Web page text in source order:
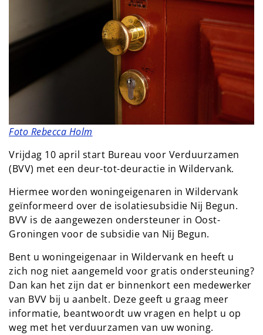
Foto Rebecca Holm
Vrijdag 10 april start Bureau voor Verduurzamen
(BVV) met een deur-tot-deuractie in Wildervank.
Hiermee worden woningeigenaren in Wildervank
geïnformeerd over de isolatiesubsidie Nij Begun.
BVV is de aangewezen ondersteuner in Oost-
Groningen voor de subsidie van Nij Begun.
Bent u woningeigenaar in Wildervank en heeft u
zich nog niet aangemeld voor gratis ondersteuning?
Dan kan het zijn dat er binnenkort een medewerker
van BVV bij u aanbelt. Deze geeft u graag meer
informatie, beantwoordt uw vragen en helpt u op
weg met het verduurzamen van uw woning.